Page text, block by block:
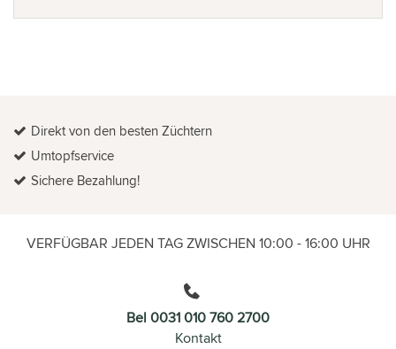
Direkt von den besten Züchtern
Umtopfservice
Sichere Bezahlung!
VERFÜGBAR JEDEN TAG ZWISCHEN 10:00 - 16:00 UHR
Bel 0031 010 760 2700
Kontakt